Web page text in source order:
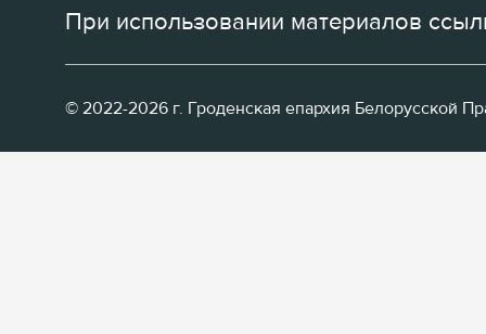
При использовании материалов
© 2022-2026 г. Гроденская епархия Белорусской